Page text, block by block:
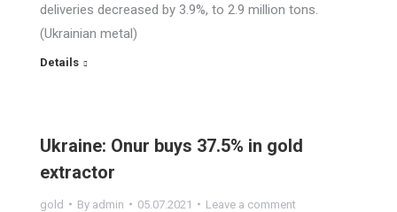
deliveries decreased by 3.9%, to 2.9 million tons.
(Ukrainian metal)
Details
Ukraine: Onur buys 37.5% in gold
extractor
gold By admin 05.07.2021 Leave a comment